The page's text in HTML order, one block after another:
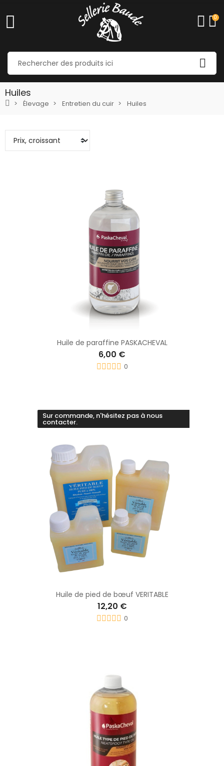
0
Huiles
Élevage Entretien du cuir Huiles
Huile de paraffine PASKACHEVAL
6,00 €
0
Sur commande, n'hésitez pas à nous
contacter.
Huile de pied de bœuf VERITABLE
12,20 €
0